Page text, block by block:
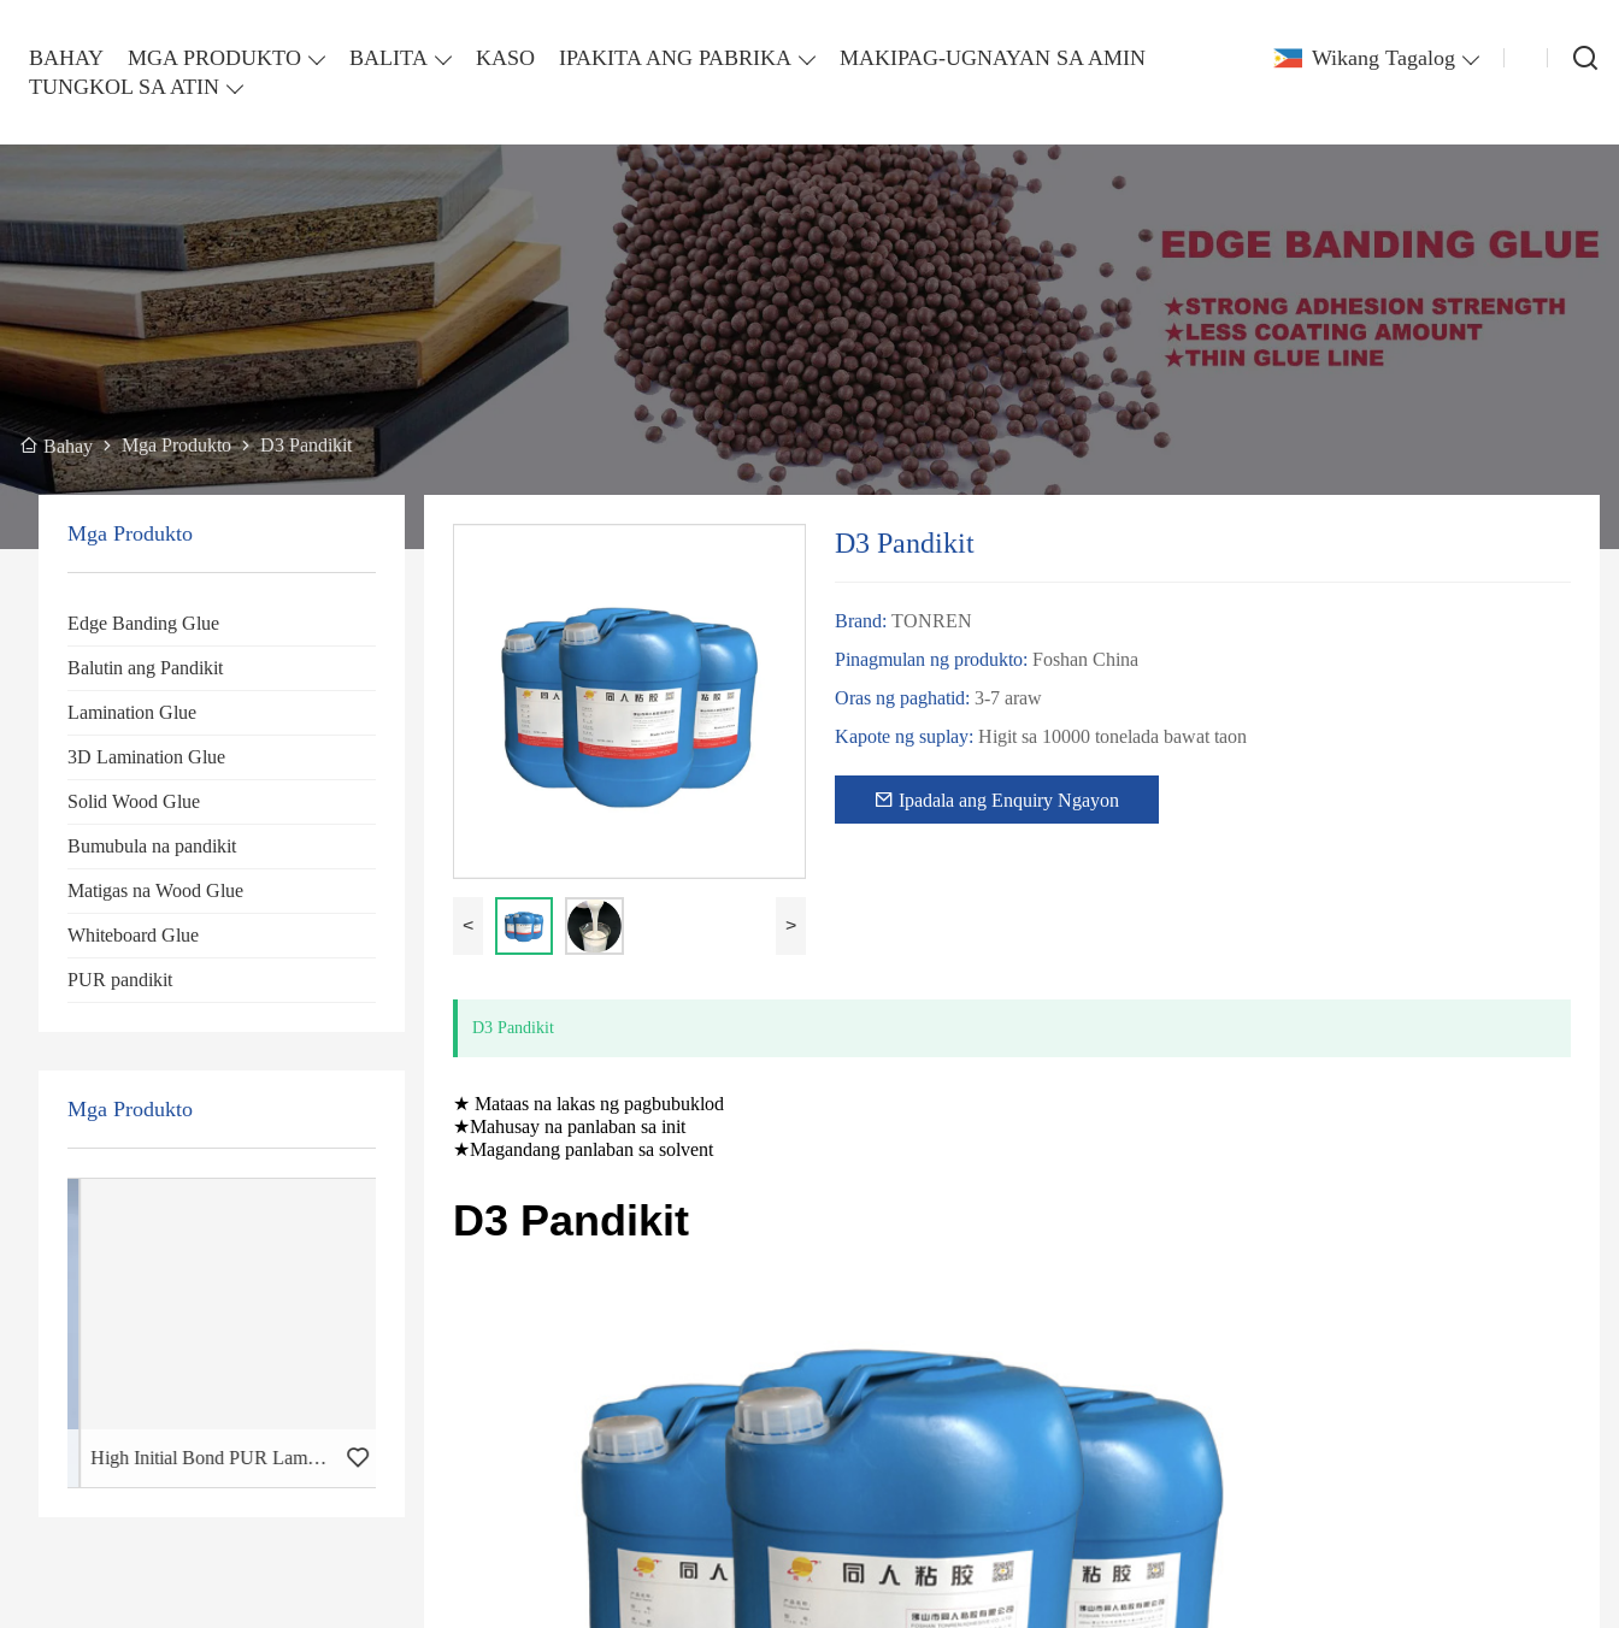
BAHAY MGA PRODUKTO BALITA KASO IPAKITA ANG PABRIKA
MAKIPAG-UGNAYAN SA AMIN
TUNGKOL SA ATIN
Wikang Tagalog
Bahay Mga Produkto D3 Pandikit
Mga Produkto
Edge Banding Glue
Balutin ang Pandikit
Lamination Glue
3D Lamination Glue
Solid Wood Glue
Bumubula na pandikit
Matigas na Wood Glue
Whiteboard Glue
PUR pandikit
Mga Produkto
High Initial Bond PUR Lamination Glue Walang Glue Line Edge Banding Glue Waterproof Lamination Glue
< >
D3 Pandikit
Brand: TONREN
Pinagmulan ng produkto: Foshan China
Oras ng paghatid: 3-7 araw
Kapote ng suplay: Higit sa 10000 tonelada bawat taon
Ipadala ang Enquiry Ngayon
D3 Pandikit
★ Mataas na lakas ng pagbubuklod
★Mahusay na panlaban sa init
★Magandang panlaban sa solvent
D3 Pandikit